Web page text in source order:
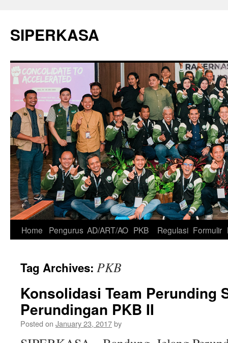
SIPERKASA
Skip
content
Home Pengurus AD/ART/AO PKB Regulasi Formulir
Tag Archives: PKB
Konsolidasi Team Perunding
Perundingan PKB II
Posted on January 23, 2017by